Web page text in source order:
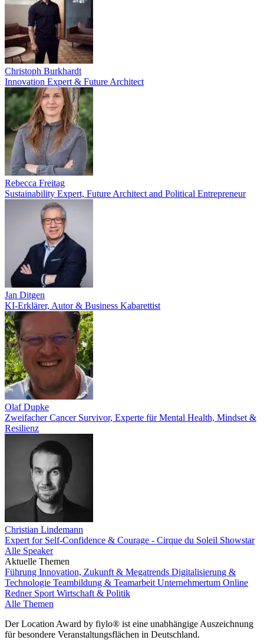
Christoph Burkhardt
Innovation Expert & Future Architect
Rebecca Freitag
Sustainability Expert, Future Architect and Political Entrepreneur
Jan Ditgen
KI-Erklärer, Autor & Business Kabarettist
Olaf Dupke
Zweifacher Cancer Survivor, Experte für Mental Health, Mindset &
Resilienz
Christian Lindemann
Expert for Self-Confidence & Courage - Cirque du Soleil Showstar
Alle Speaker
Aktuelle Themen
Führung Innovation, Zukunft & Megatrends Digitalisierung &
Technologie Teambildung & Teamarbeit Unternehmertum Online
Redner Sport Wirtschaft & Politik
Alle Themen
Der Location Award by fiylo® ist eine unabhängige Auszeichnung
für besondere Veranstaltungsflächen in Deutschland.